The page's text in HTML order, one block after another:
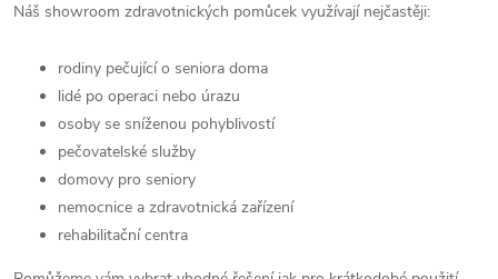
Náš showroom zdravotnických pomůcek využívají nejčastěji:
rodiny pečující o seniora doma
lidé po operaci nebo úrazu
osoby se sníženou pohyblivostí
pečovatelské služby
domovy pro seniory
nemocnice a zdravotnická zařízení
rehabilitační centra